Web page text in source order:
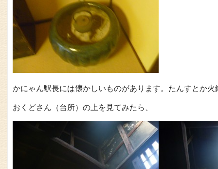
かにゃん駅長には懐かしいものがあります。たんすとか火
おくどさん（台所）の上を見てみたら、